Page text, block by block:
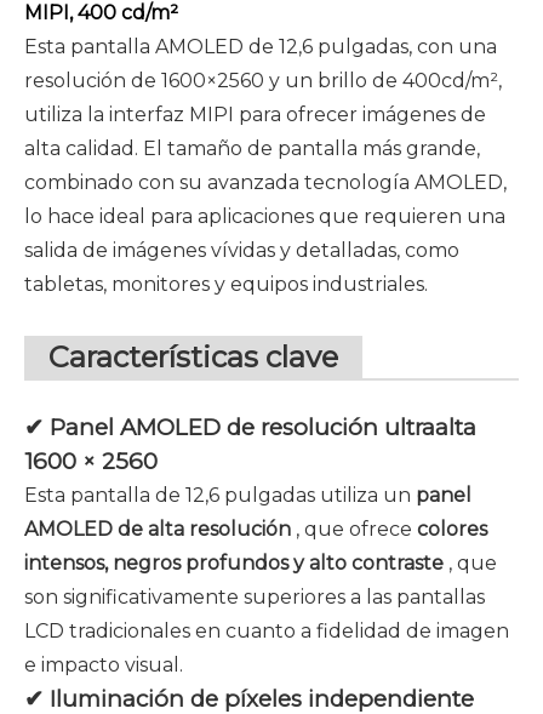
MIPI, 400 cd/m²
Esta pantalla AMOLED de 12,6 pulgadas, con una
resolución de 1600×2560 y un brillo de 400cd/m²,
utiliza la interfaz MIPI para ofrecer imágenes de
alta calidad. El tamaño de pantalla más grande,
combinado con su avanzada tecnología AMOLED,
lo hace ideal para aplicaciones que requieren una
salida de imágenes vívidas y detalladas, como
tabletas, monitores y equipos industriales.
Características clave
✔ Panel AMOLED de resolución ultraalta
1600 × 2560
Esta pantalla de 12,6 pulgadas utiliza un panel
AMOLED de alta resolución , que ofrece colores
intensos, negros profundos y alto contraste , que
son significativamente superiores a las pantallas
LCD tradicionales en cuanto a fidelidad de imagen
e impacto visual.
✔ Iluminación de píxeles independiente